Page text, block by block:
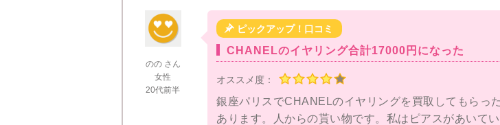
のの さん
女性
20代前半
 ピックアップ！口コミ
CHANELのイヤリング合計17000円になった
オススメ度：
銀座パリスでCHANELのイヤリングを買取してもらっ
あります。人からの貰い物です。私はピアスがあいて